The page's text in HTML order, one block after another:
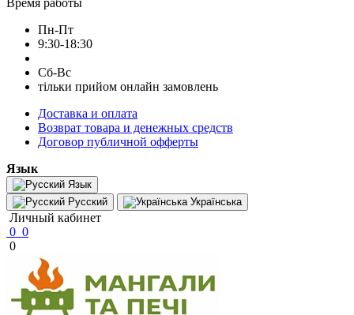
Время работы
Пн-Пт
9:30-18:30
Сб-Вс
тільки прийом онлайн замовлень
Доставка и оплата
Возврат товара и денежных средств
Договор публичной офферты
Язык
Язык
Русский
Українська
Личный кабинет
0 0
0